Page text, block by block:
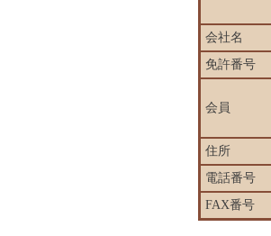
会社名
免許番号
会員
住所
電話番号
FAX番号